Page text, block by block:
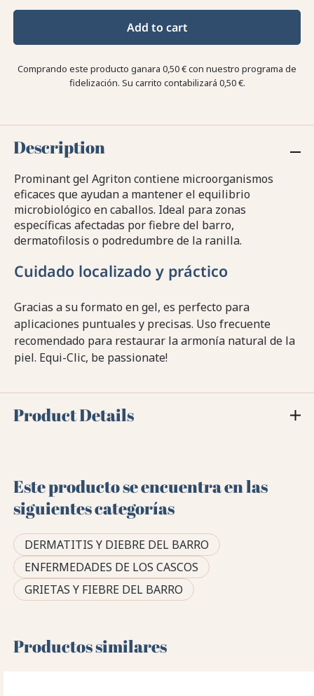
Add to cart
Comprando este producto ganara 0,50 €con nuestro programa de
fidelización. Su carrito contabilizará 0,50 €.
Description
Prominant gel Agriton contiene microorganismos
eficaces que ayudan a mantener el equilibrio
microbiológico en caballos. Ideal para zonas
específicas afectadas por fiebre del barro,
dermatofilosis o podredumbre de la ranilla.
Cuidado localizado y práctico
Gracias a su formato en gel, es perfecto para
aplicaciones puntuales y precisas. Uso frecuente
recomendado para restaurar la armonía natural de la
piel. Equi-Clic, be passionate!
Product Details
Este producto se encuentra en las
siguientes categorías
DERMATITIS Y DIEBRE DEL BARRO
ENFERMEDADES DE LOS CASCOS
GRIETAS Y FIEBRE DEL BARRO
Productos similares